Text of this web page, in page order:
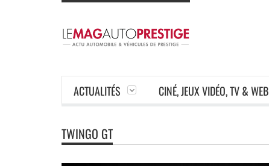
ACTUALITÉS CINÉ, JEUX VIDÉO, TV & WEB
TWINGO GT